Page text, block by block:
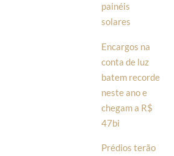
painéis
solares
Encargos na
conta de luz
batem recorde
neste ano e
chegam a R$
47bi
Prédios terão